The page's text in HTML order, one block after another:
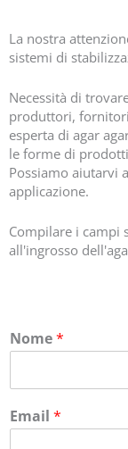
La nostra
sistemi di
Necessità di
produttori,
esperta di agar
le forme di
Possiamo aiutarvi
applicazione.
Compilare i campi
all'ingrosso
Nome*
Email *